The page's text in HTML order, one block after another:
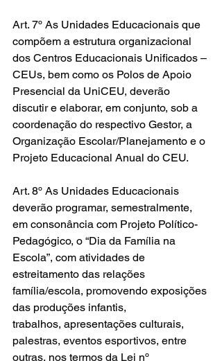
Art. 7º As Unidades Educacionais que
compõem a estrutura organizacional
dos Centros Educacionais Unificados –
CEUs, bem como os Polos de Apoio
Presencial da UniCEU, deverão
discutir e elaborar, em conjunto, sob a
coordenação do respectivo Gestor, a
Organização Escolar/Planejamento e o
Projeto Educacional Anual do CEU.
Art. 8º As Unidades Educacionais
deverão programar, semestralmente,
em consonância com Projeto Político-
Pedagógico, o “Dia da Família na
Escola”, com atividades de
estreitamento das relações
família/escola, promovendo exposições
das produções infantis,
trabalhos, apresentações culturais,
palestras, eventos esportivos, entre
outras, nos termos da Lei nº